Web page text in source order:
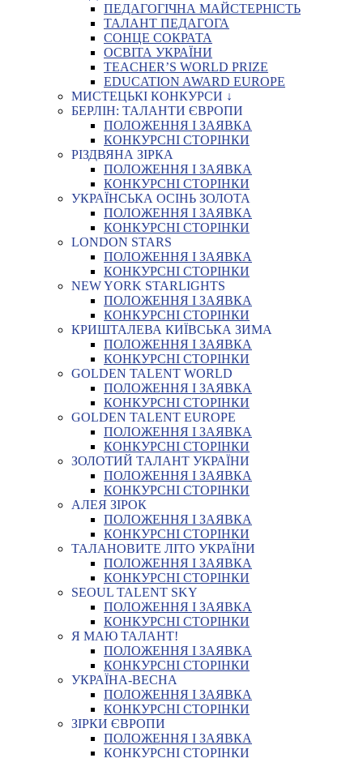
ПЕДАГОГІЧНА МАЙСТЕРНІСТЬ
ТАЛАНТ ПЕДАГОГА
СОНЦЕ СОКРАТА
ОСВІТА УКРАЇНИ
TEACHER’S WORLD PRIZE
EDUCATION AWARD EUROPE
МИСТЕЦЬКІ КОНКУРСИ ↓
БЕРЛІН: ТАЛАНТИ ЄВРОПИ
ПОЛОЖЕННЯ І ЗАЯВКА
КОНКУРСНІ СТОРІНКИ
РІЗДВЯНА ЗІРКА
ПОЛОЖЕННЯ І ЗАЯВКА
КОНКУРСНІ СТОРІНКИ
УКРАЇНСЬКА ОСІНЬ ЗОЛОТА
ПОЛОЖЕННЯ І ЗАЯВКА
КОНКУРСНІ СТОРІНКИ
LONDON STARS
ПОЛОЖЕННЯ І ЗАЯВКА
КОНКУРСНІ СТОРІНКИ
NEW YORK STARLIGHTS
ПОЛОЖЕННЯ І ЗАЯВКА
КОНКУРСНІ СТОРІНКИ
КРИШТАЛЕВА КИЇВСЬКА ЗИМА
ПОЛОЖЕННЯ І ЗАЯВКА
КОНКУРСНІ СТОРІНКИ
GOLDEN TALENT WORLD
ПОЛОЖЕННЯ І ЗАЯВКА
КОНКУРСНІ СТОРІНКИ
GOLDEN TALENT EUROPE
ПОЛОЖЕННЯ І ЗАЯВКА
КОНКУРСНІ СТОРІНКИ
ЗОЛОТИЙ ТАЛАНТ УКРАЇНИ
ПОЛОЖЕННЯ І ЗАЯВКА
КОНКУРСНІ СТОРІНКИ
АЛЕЯ ЗІРОК
ПОЛОЖЕННЯ І ЗАЯВКА
КОНКУРСНІ СТОРІНКИ
ТАЛАНОВИТЕ ЛІТО УКРАЇНИ
ПОЛОЖЕННЯ І ЗАЯВКА
КОНКУРСНІ СТОРІНКИ
SEOUL TALENT SKY
ПОЛОЖЕННЯ І ЗАЯВКА
КОНКУРСНІ СТОРІНКИ
Я МАЮ ТАЛАНТ!
ПОЛОЖЕННЯ І ЗАЯВКА
КОНКУРСНІ СТОРІНКИ
УКРАЇНА-ВЕСНА
ПОЛОЖЕННЯ І ЗАЯВКА
КОНКУРСНІ СТОРІНКИ
ЗІРКИ ЄВРОПИ
ПОЛОЖЕННЯ І ЗАЯВКА
КОНКУРСНІ СТОРІНКИ